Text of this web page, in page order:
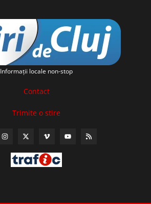
Informaţii locale non-stop
Contact
Trimite o stire